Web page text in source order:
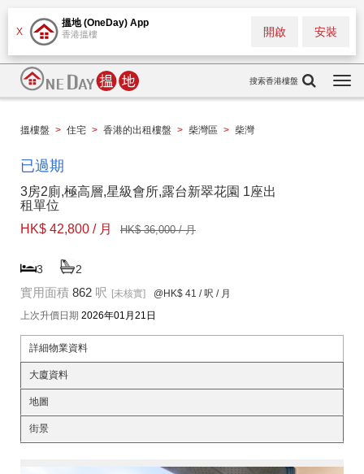
X
搵地 (OneDay) App
香港搵樓 安裝
開啟
搜索香港樓盤
搵樓盤 > 住宅 > 香港的出租樓盤 > 柴灣區 > 柴灣
已過期
3房2廁,極高層,星級會所,露台新翠花園 1座出
租單位
HK$ 42,800 / 月
HK$ 36,000 / 月
3 2
實用面積 862 呎 [未核實] @HK$ 41 / 呎 / 月
上次升價日期 2026年01月21日
詳細物業資料
大廈資料
地圖
街景